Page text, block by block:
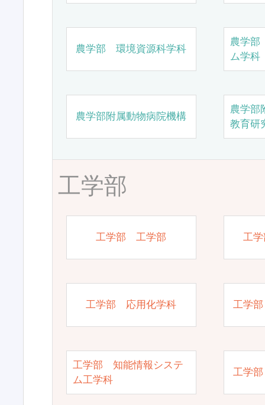
農学部 環境資源科学科
農学
ム学科
農学部附属動物病院機構
農学部
教育研
工学部
工学部 工学部 工
工学部 応用化学科 工学
工学部 知能情報システ
ム工学科
工学